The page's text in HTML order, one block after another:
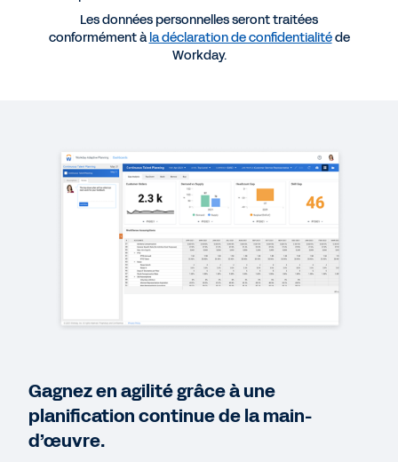
Démo rapide sur la planification de la main-
d’œuvre
LIVRE NUMÉRIQUE
Cinq coûts de la planification statique
LIVRE NUMÉRIQUE
Les données personnelles seront traitées
conformément àla déclaration de confidentialitéde
Workday.
Gagnez en agilité grâce à une
planification continue de la main-
d’œuvre.